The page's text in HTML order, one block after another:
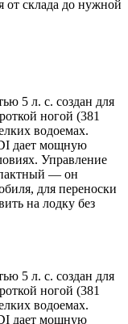
от склада до нужной
5 л. с. создан для
ногой (381
водоемах.
дает мощную
Управление
— он
для переноски
на лодку без
5 л. с. создан для
ногой (381
водоемах.
дает мощную